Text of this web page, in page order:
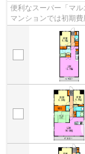
便利なスーパー「マ
マンションでは初期
にもオススメの、機